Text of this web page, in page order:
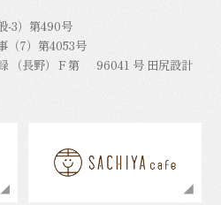
-3）第490号
7）第4053号
（長野）Ｆ第 96041 号 田尻設計